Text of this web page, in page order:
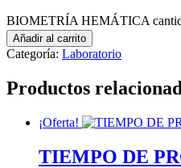
BIOMETRÍA HEMÁTICA
Añadir al carrito
Categoría: Laboratorio
Productos
¡Oferta!
TIEMPO DE